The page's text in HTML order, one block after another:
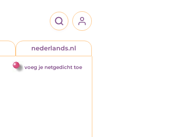
nederlands.nl
voeg je netgedicht toe